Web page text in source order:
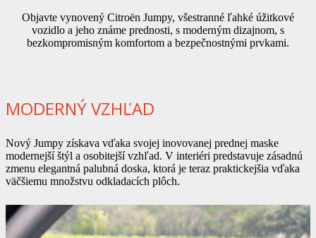
Objavte vynovený Citroën Jumpy, všestranné ľahké úžitkové
vozidlo a jeho známe prednosti, s moderným dizajnom, s
bezkompromisným komfortom a bezpečnostnými prvkami.
MODERNÝ VZHĽAD
Nový Jumpy získava vďaka svojej inovovanej prednej maske
modernejší štýl a osobitejší vzhľad. V interiéri predstavuje zásadnú
zmenu elegantná palubná doska, ktorá je teraz praktickejšia vďaka
väčšiemu množstvu odkladacích plôch.